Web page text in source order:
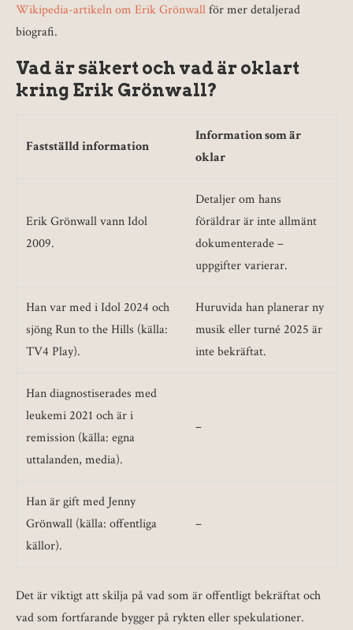
Wikipedia-artikeln om Erik Grönwallför mer detaljerad
biografi.
Vad är säkert och vad är oklart
kring Erik Grönwall?
Fastställd information
Information som är
oklar
Erik Grönwall vann Idol
2009.
Detaljer om hans
föräldrar är inte allmänt
dokumenterade –
uppgifter varierar.
Han var med i Idol 2024 och
sjöng Run to the Hills (källa:
TV4 Play).
Huruvida han planerar ny
musik eller turné 2025 är
inte bekräftat.
Han diagnostiserades med
leukemi 2021 och är i
remission (källa: egna
uttalanden, media).
–
Han är gift med Jenny
Grönwall (källa: offentliga
källor).
–
Det är viktigt att skilja på vad som är offentligt bekräftat och
vad som fortfarande bygger på rykten eller spekulationer.